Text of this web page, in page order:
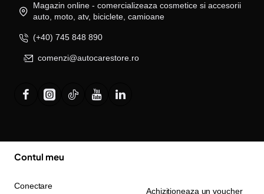
Magazin online - comercializeaza cosmetice si accesorii
auto, moto, atv, biciclete, camioane
(+40) 745 848 890
comenzi@autocarestore.ro
Contul meu
Conectare
Achizitioneaza un voucher